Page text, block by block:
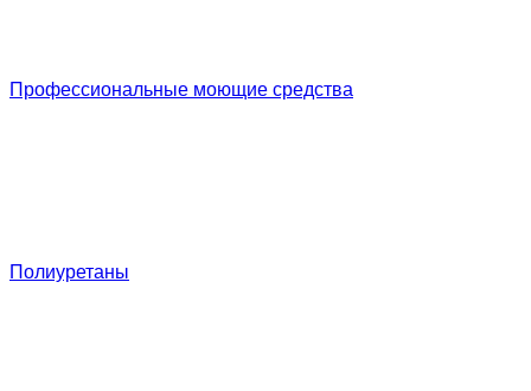
Профессиональные моющие средства
Полиуретаны